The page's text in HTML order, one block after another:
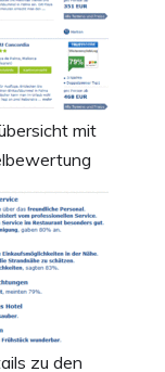
mit
zu den